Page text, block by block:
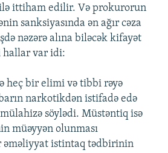
ittiham edilir. Və prokurorun
sanksiyasında ən ağır cəza
nəzərə alına biləcək kifayət
hallar var idi:
heç bir elimi və tibbi rəyə
narkotikdən istifadə edə
söylədi. Müstəntiq isə
müəyyən olunması
əməliyyat istintaq tədbirinin